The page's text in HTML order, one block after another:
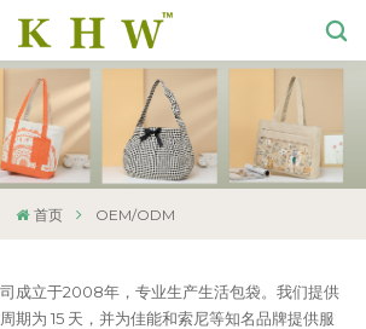
首页 OEM/ODM
成立于2008年，专业生产生活包袋。我们提供
期为 15 天，并为佳能和索尼等知名品牌提供服